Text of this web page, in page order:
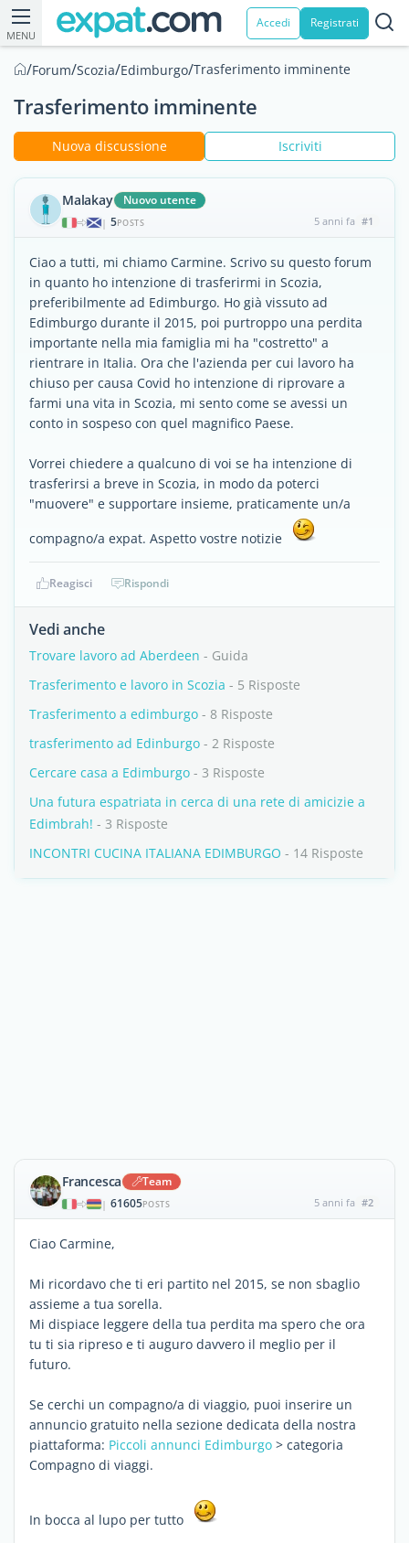
MENU
Accedi Registrati
/Forum/Scozia/Edimburgo/Trasferimento imminente
Trasferimento imminente
Nuova discussione Iscriviti
Malakay Nuovo utente
| 5POSTS 5 anni fa #1
Ciao a tutti, mi chiamo Carmine. Scrivo su questo forum
in quanto ho intenzione di trasferirmi in Scozia,
preferibilmente ad Edimburgo. Ho già vissuto ad
Edimburgo durante il 2015, poi purtroppo una perdita
importante nella mia famiglia mi ha "costretto" a
rientrare in Italia. Ora che l'azienda per cui lavoro ha
chiuso per causa Covid ho intenzione di riprovare a
farmi una vita in Scozia, mi sento come se avessi un
conto in sospeso con quel magnifico Paese.
Vorrei chiedere a qualcuno di voi se ha intenzione di
trasferirsi a breve in Scozia, in modo da poterci
"muovere" e supportare insieme, praticamente un/a
compagno/a expat. Aspetto vostre notizie
Reagisci Rispondi
Vedi anche
Trovare lavoro ad Aberdeen - Guida
Trasferimento e lavoro in Scozia - 5 Risposte
Trasferimento a edimburgo - 8 Risposte
trasferimento ad Edinburgo - 2 Risposte
Cercare casa a Edimburgo - 3 Risposte
Una futura espatriata in cerca di una rete di amicizie a
Edimbrah! - 3 Risposte
INCONTRI CUCINA ITALIANA EDIMBURGO - 14 Risposte
Francesca Team
| 61605POSTS 5 anni fa #2
Ciao Carmine,
Mi ricordavo che ti eri partito nel 2015, se non sbaglio
assieme a tua sorella.
Mi dispiace leggere della tua perdita ma spero che ora
tu ti sia ripreso e ti auguro davvero il meglio per il
futuro.
Se cerchi un compagno/a di viaggio, puoi inserire un
annuncio gratuito nella sezione dedicata della nostra
piattaforma: Piccoli annunci Edimburgo > categoria
Compagno di viaggi.
In bocca al lupo per tutto